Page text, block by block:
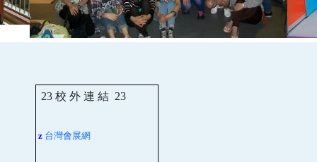
23 校 外 連 結 23
z 台灣會展網